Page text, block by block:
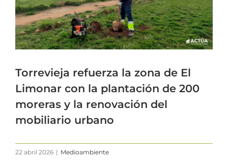
Torrevieja refuerza la zona de El
Limonar con la plantación de 200
moreras y la renovación del
mobiliario urbano
22 abril 2026 | Medioambiente